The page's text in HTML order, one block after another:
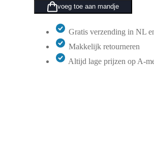
voeg toe aan mandje
Gratis verzending in NL
Makkelijk retourneren
Altijd lage prijzen op A-